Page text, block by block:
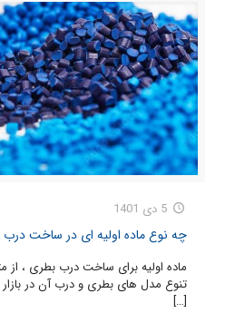
5 دی 1401
چه نوع ماده اولیه ای در ساخت
ماده اولیه برای ساخت درب بطری ، از
تنوع مدل های بطری و درب آن در
[…]